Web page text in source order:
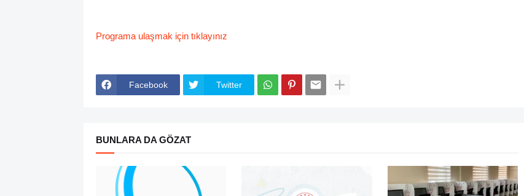
Programa ulaşmak için tıklayınız
Facebook Twitter
BUNLARA DA GÖZAT